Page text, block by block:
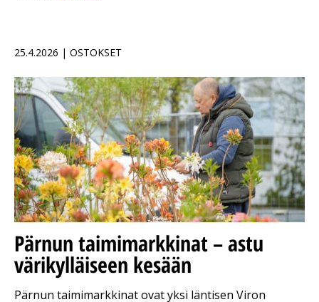
25.4.2026 | OSTOKSET
Pärnun taimimarkkinat – astu
värikylläiseen kesään
Pärnun taimimarkkinat ovat yksi läntisen Viron